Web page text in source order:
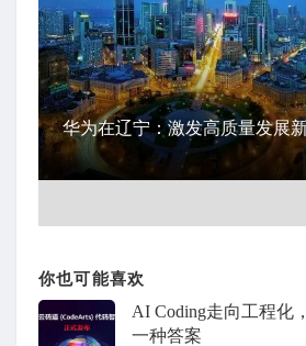
华为在辽宁：激发高质量发展
你也可能喜欢
AI Coding走向工程化
一种答案